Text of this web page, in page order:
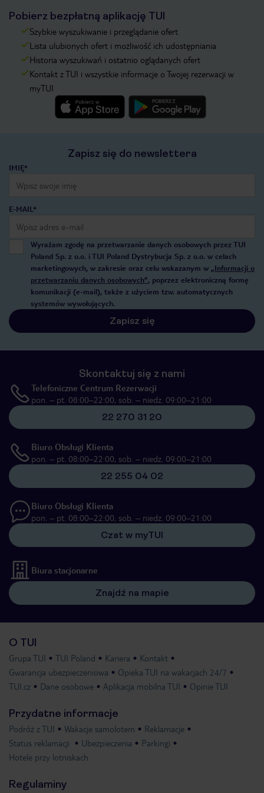
Pobierz bezpłatną aplikację TUI
Szybkie wyszukiwanie i przeglądanie ofert
Lista ulubionych ofert i możliwość ich udostępniania
Historia wyszukiwań i ostatnio oglądanych ofert
Kontakt z TUI i wszystkie informacje o Twojej rezerwacji w
myTUI
Zapisz się do newslettera
IMIĘ*
E-MAIL*
Wyrażam zgodę na przetwarzanie danych osobowych przez TUI
Poland Sp. z o.o. i TUI Poland Dystrybucja Sp. z o.o. w celach
marketingowych, w zakresie oraz celu wskazanym w „Informacji o
przetwarzaniu danych osobowych”, poprzez elektroniczną formę
komunikacji (e-mail), także z użyciem tzw. automatycznych
systemów wywołujących.
Zapisz się
Skontaktuj się z nami
Telefoniczne Centrum Rezerwacji
pon. – pt. 08:00–22:00, sob. – niedz. 09:00–21:00
22 270 31 20
Biuro Obsługi Klienta
pon. – pt. 08:00–22:00, sob. – niedz. 09:00–21:00
22 255 04 02
Biuro Obsługi Klienta
pon. – pt. 08:00–22:00, sob. – niedz. 09:00–21:00
Czat w myTUI
Biura stacjonarne
Znajdź na mapie
O TUI
Grupa TUI TUI Poland Kariera
Kontakt
Gwarancja ubezpieczeniowa
Opieka TUI na wakacjach 24/7
TUI.cz
Dane osobowe Aplikacja mobilna TUI Opinie TUI
Przydatne informacje
Podróż z TUI Wakacje samolotem
Reklamacje
Status reklamacji
Ubezpieczenia
Parkingi
Hotele przy lotniskach
Regulaminy